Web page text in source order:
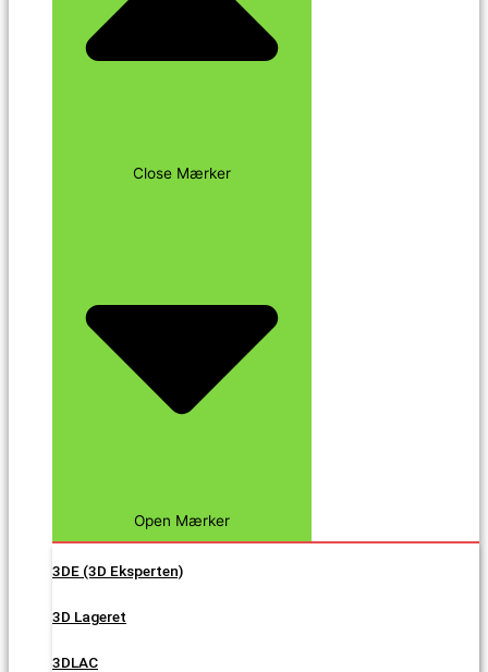
Close Mærker
Open Mærker
3DE (3D Eksperten)
3D Lageret
3DLAC